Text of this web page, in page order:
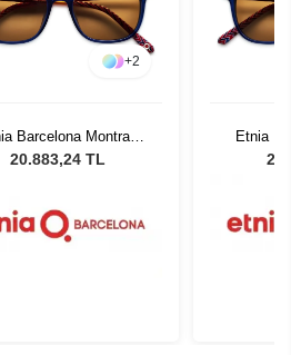
+2
Barcelona Montras
Sun BLHV 53
20.883,24 TL
Etnia